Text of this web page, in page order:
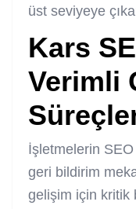
üst seviyeye
Kars
Verimli
İşletmelerin
geri bildirim
gelişim için kritik